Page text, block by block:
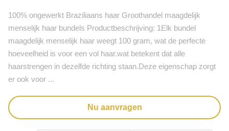
100% ongewerkt Braziliaans haar Groothandel maagdelijk
menselijk haar bundels Productbeschrijving: 1Elk bundel
maagdelijk menselijk haar weegt 100 gram, wat de perfecte
hoeveelheid is voor een vol haar.wat betekent dat alle
haarstrengen in dezelfde richting staan.Deze eigenschap zorgt
er ook voor ...
Nu aanvragen